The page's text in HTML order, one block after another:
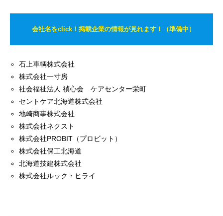
会社名をclick！掲載企業の情報が見れます！（準備中）
石上車輌株式会社
株式会社一寸房
社会福祉法人 禎心会 ケアセンター栄町
セントケア北海道株式会社
地崎商事株式会社
株式会社ネクスト
株式会社PROBIT（プロビット）
株式会社保工北海道
北海道技建株式会社
株式会社ルック・ヒライ